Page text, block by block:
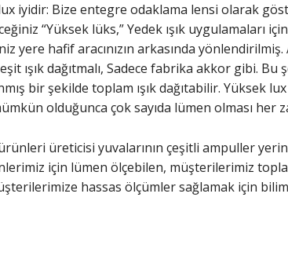
iyidir: Bize entegre odaklama lensi olarak
“Yüksek lüks,” Yedek ışık uygulamaları
yere hafif aracınızın arkasında
eşit ışık dağıtmalı, Sadece fabrika akkor gibi.
bir şekilde toplam ışık dağıtabilir. Yüksek
olduğunca çok sayıda lümen olması her
ürünleri üreticisi yuvalarının çeşitli ampuller
için lümen ölçebilen, müşterilerimiz toplam
hassas ölçümler sağlamak için